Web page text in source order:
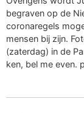
begraven op de
coronaregels
mensen bij zijn.
(zaterdag) in de
ken, bel me even.